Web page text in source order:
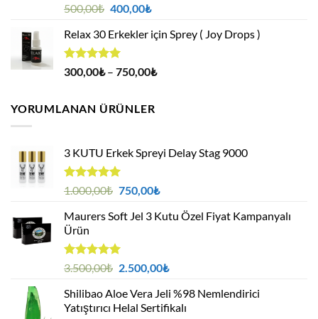
5 üzerinden
oy
aldı
500,00₺ Orijinal
500,00₺.
400,00₺Şu
fiyat:
Relax 30 Erkekler için Sprey ( Joy Drops )
5 üzerinden
4.94oy
300,00₺ – 750,00₺Fiyat
YORUMLANAN ÜRÜNLER
3 KUTU Erkek Spreyi Delay Stag 9000
5 üzerinden
oy
aldı
1.000,00₺ Orijinal
1.000,00₺.
750,00₺Şu
fiyat:
Maurers Soft Jel 3 Kutu Özel Fiyat Kampanyalı
Ürün
5 üzerinden
oy
aldı
3.500,00₺ Orijinal
3.500,00₺.
2.500,00₺Şu
fiyat:
2.500,00₺.
Shilibao Aloe Vera Jeli %98 Nemlendirici
Yatıştırıcı Helal Sertifikalı